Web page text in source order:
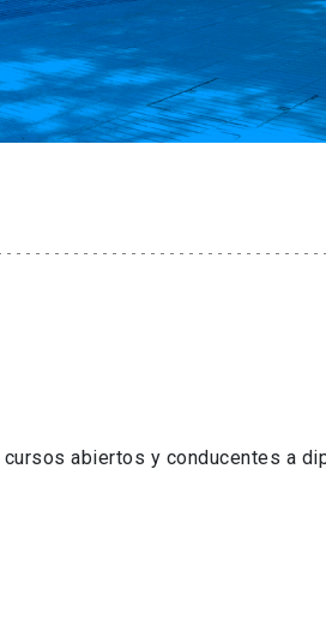
abiertos y conducentes a